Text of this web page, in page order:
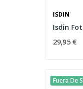
ISDIN
29,95 €
Fuera De